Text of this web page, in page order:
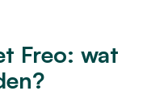
Freo: wat